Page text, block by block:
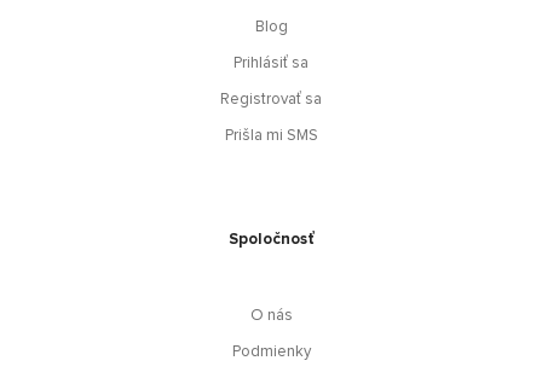
Blog
Prihlásiť sa
Registrovať sa
Prišla mi SMS
Spoločnosť
O nás
Podmienky